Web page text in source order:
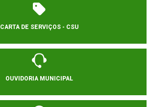
CARTA DE SERVIÇOS - CSU
OUVIDORIA MUNICIPAL